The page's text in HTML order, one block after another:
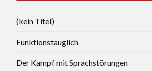
(kein Titel)
Funktionstauglich
Der Kampf mit Sprachstörungen